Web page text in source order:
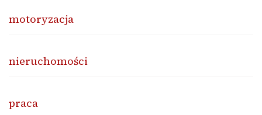
motoryzacja
nieruchomości
praca